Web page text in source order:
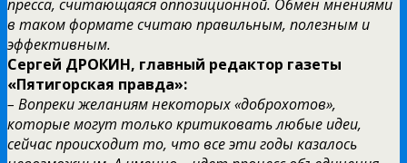
пресса, считающаяся оппозиционной. Обмен мнениями
в таком формате считаю правильным, полезным и
эффективным.
Сергей ДРОКИН, главный редактор газеты
«Пятигорская правда»:
– Вопреки желаниям некоторых «доброхотов»,
которые могут только критиковать любые идеи,
сейчас происходит то, что все эти годы казалось